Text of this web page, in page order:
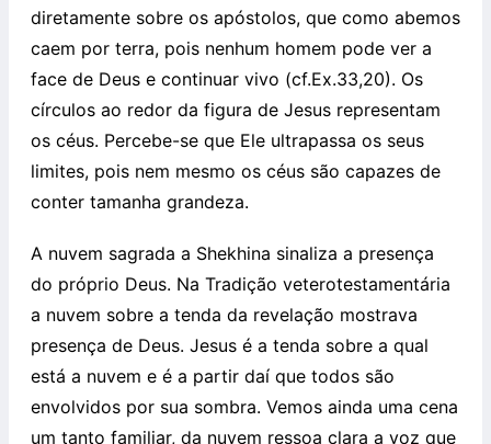
diretamente sobre os apóstolos, que como abemos
caem por terra, pois nenhum homem pode ver a
face de Deus e continuar vivo (cf.Ex.33,20). Os
círculos ao redor da figura de Jesus representam
os céus. Percebe-se que Ele ultrapassa os seus
limites, pois nem mesmo os céus são capazes de
conter tamanha grandeza.
A nuvem sagrada a Shekhina sinaliza a presença
do próprio Deus. Na Tradição veterotestamentária
a nuvem sobre a tenda da revelação mostrava
presença de Deus. Jesus é a tenda sobre a qual
está a nuvem e é a partir daí que todos são
envolvidos por sua sombra. Vemos ainda uma cena
um tanto familiar, da nuvem ressoa clara a voz que